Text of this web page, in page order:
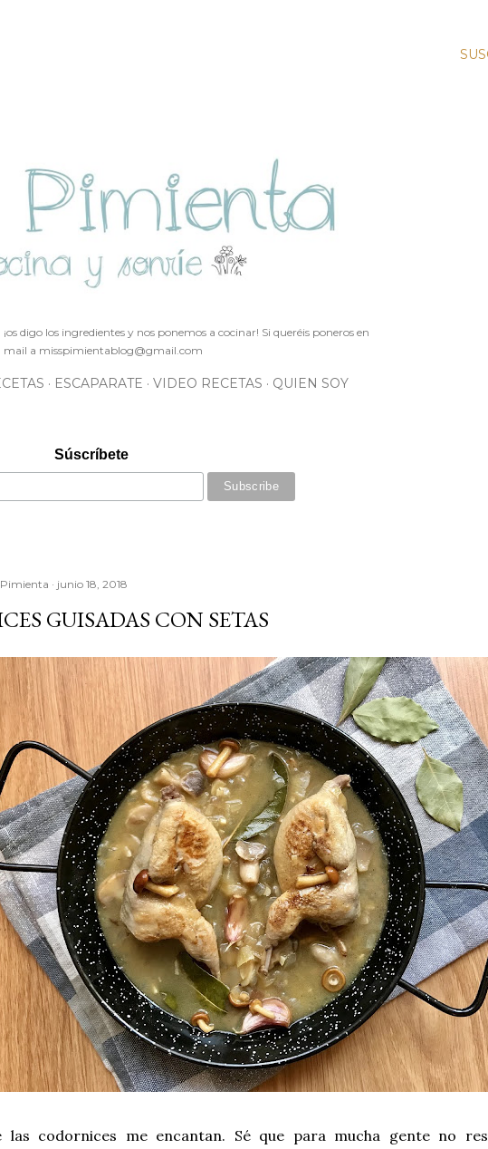
digo los ingredientes y nos ponemos a cocinar! Si queréis poneros en
mail a misspimientablog@gmail.com
ESCAPARATE VIDEO RECETAS QUIEN SOY
Súscríbete
Pimienta junio 18, 2018
GUISADAS CON SETAS
las codornices me encantan. Sé que para mucha gente no